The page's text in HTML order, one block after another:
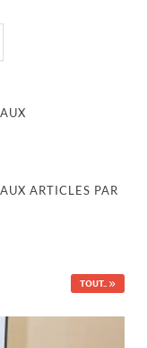
ARTICLES PAR
TOUT..